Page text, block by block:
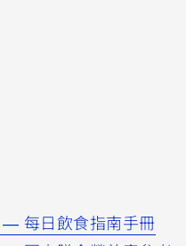
每日飲食指南手冊